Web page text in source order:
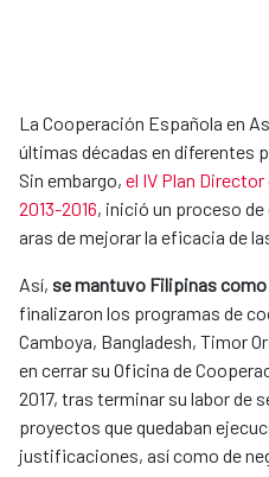
​​​​​​La Cooperación Española en
últimas décadas en diferentes
Sin embargo, el IV Plan
2013-2016, inició un proceso
aras de mejorar la eficacia de
Así, se mantuvo Filipinas
finalizaron los programas de
Camboya, Bangladesh, Timor
en cerrar su Oficina de
2017, tras terminar su labor de
proyectos que quedaban
justificaciones, así como de